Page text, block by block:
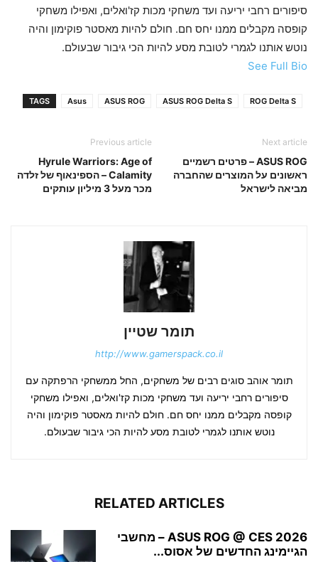
סיפורים רחבי יריעה ועד משחקי מכות קז'ואלים, ואפילו משחקי
קופסה מקבלים ממנו יחס חם. חולם להיות מאסטר פוקימון והיה
נוטש אותנו לגמרי לטובת מסע להיות הכי גיבור שבעולם.
See Full Bio
TAGS Asus ASUS ROG ASUS ROG Delta S ROG Delta S
Previous article
Hyrule Warriors: Age of
Calamity – הספינאוף של זלדה
מכר מעל 3 מיליון עותקים
Next article
ASUS ROG – פרטים רשמיים
ראשונים על המוצרים שהחברה
מביאה לישראל
תומר שטיין
http://www.gamerspack.co.il
תומר אוהב סוגים רבים של משחקים, החל ממשחקי הרפתקה עם
סיפורים רחבי יריעה ועד משחקי מכות קז'ואלים, ואפילו משחקי
קופסה מקבלים ממנו יחס חם. חולם להיות מאסטר פוקימון והיה
נוטש אותנו לגמרי לטובת מסע להיות הכי גיבור שבעולם.
RELATED ARTICLES
ASUS ROG @ CES 2026 – מחשבי
הגיימינג החדשים של אסוס...